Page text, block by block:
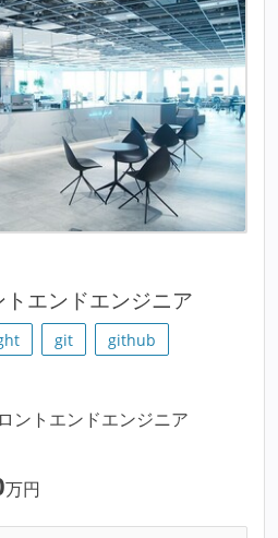
トエンドエンジニア
git
github
ントエンドエンジニア
万円